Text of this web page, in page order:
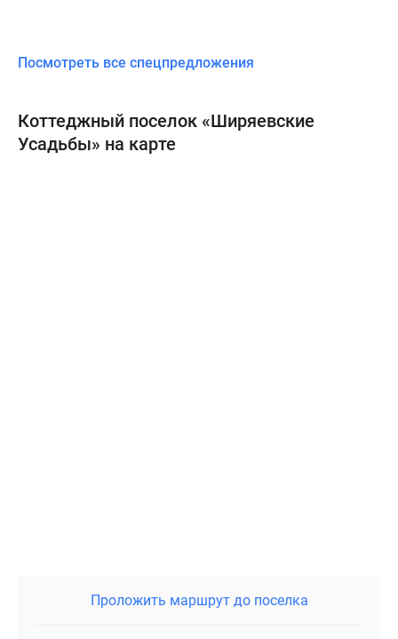
Посмотреть все спецпредложения
Коттеджный поселок «Ширяевские
Усадьбы» на карте
Проложить маршрут до поселка